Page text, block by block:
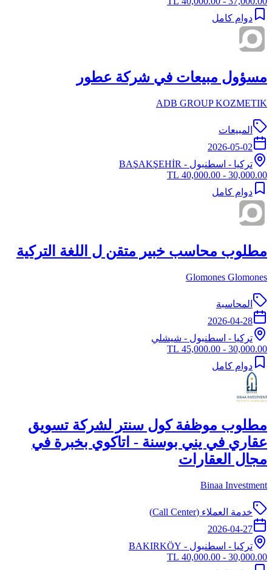
دوام كامل
مسؤول مبيعات في شركة عطور
ADB GROUP KOZMETIK
المبيعات
2026-05-02
تركيا - اسطنبول - BAŞAKŞEHİR
30,000.00 - 40,000.00 TL
دوام كامل
مطلوب محاسب خبير متقن ل اللغة التركية
Glomones Glomones
المحاسبة
2026-04-28
تركيا - اسطنبول - شيشلي
30,000.00 - 45,000.00 TL
دوام كامل
مطلوب موظفة كول سنتر لشركة تسويق
عقاري في يني بوسنة - اتاكوي بخبرة في
مجال العقارات
Binaa Investment
خدمة العملاء (Call Center)
2026-04-27
تركيا - اسطنبول - BAKIRKÖY
30,000.00 - 40,000.00 TL